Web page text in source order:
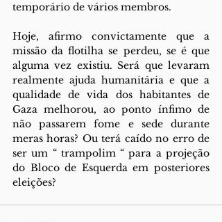
temporário de vários membros.
Hoje, afirmo convictamente que a
missão da flotilha se perdeu, se é que
alguma vez existiu. Será que levaram
realmente ajuda humanitária e que a
qualidade de vida dos habitantes de
Gaza melhorou, ao ponto ínfimo de
não passarem fome e sede durante
meras horas? Ou terá caído no erro de
ser um “ trampolim “ para a projeção
do Bloco de Esquerda em posteriores
eleições?